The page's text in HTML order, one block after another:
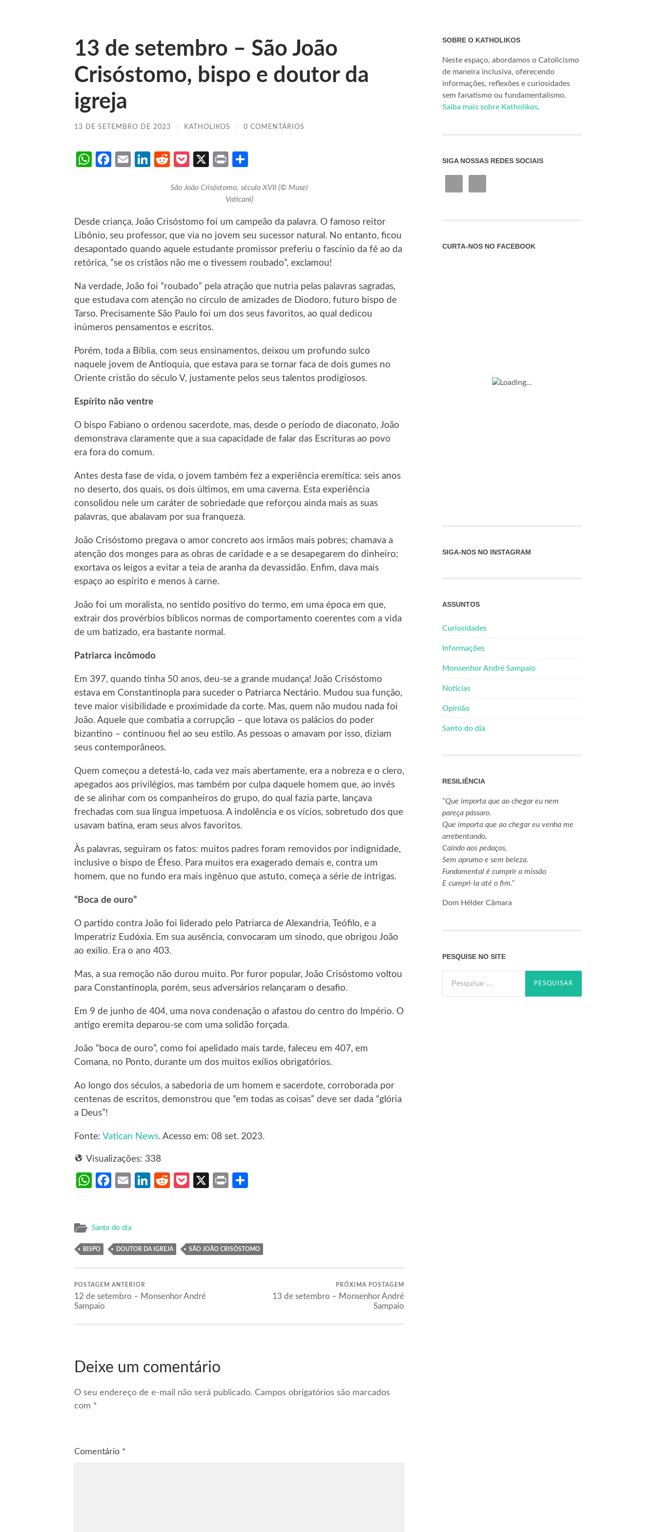
13 de setembro – São João
Crisóstomo, bispo e doutor da
igreja
13 DE SETEMBRO DE 2023 / KATHOLIKOS / 0 COMENTÁRIOS
WhatsApp
Facebook
EmailLinkedIn
RedditPocket
X Print
São João Crisóstomo, século XVII (© Musei
Vaticani)
Desde criança, João Crisóstomo foi um campeão da palavra. O famoso reitor
Libônio, seu professor, que via no jovem seu sucessor natural. No entanto, ficou
desapontado quando aquele estudante promissor preferiu o fascínio da fé ao da
retórica, “se os cristãos não me o tivessem roubado”, exclamou!
Na verdade, João foi “roubado” pela atração que nutria pelas palavras sagradas,
que estudava com atenção no círculo de amizades de Diodoro, futuro bispo de
Tarso. Precisamente São Paulo foi um dos seus favoritos, ao qual dedicou
inúmeros pensamentos e escritos.
Porém, toda a Bíblia, com seus ensinamentos, deixou um profundo sulco
naquele jovem de Antioquia, que estava para se tornar faca de dois gumes no
Oriente cristão do século V, justamente pelos seus talentos prodigiosos.
Espírito não ventre
O bispo Fabiano o ordenou sacerdote, mas, desde o período de diaconato, João
demonstrava claramente que a sua capacidade de falar das Escrituras ao povo
era fora do comum.
Antes desta fase de vida, o jovem também fez a experiência eremítica: seis anos
no deserto, dos quais, os dois últimos, em uma caverna. Esta experiência
consolidou nele um caráter de sobriedade que reforçou ainda mais as suas
palavras, que abalavam por sua franqueza.
João Crisóstomo pregava o amor concreto aos irmãos mais pobres; chamava a
atenção dos monges para as obras de caridade e a se desapegarem do dinheiro;
exortava os leigos a evitar a teia de aranha da devassidão. Enfim, dava mais
espaço ao espírito e menos à carne.
João foi um moralista, no sentido positivo do termo, em uma época em que,
extrair dos provérbios bíblicos normas de comportamento coerentes com a vida
de um batizado, era bastante normal.
Patriarca incômodo
Em 397, quando tinha 50 anos, deu-se a grande mudança! João Crisóstomo
estava em Constantinopla para suceder o Patriarca Nectário. Mudou sua função,
teve maior visibilidade e proximidade da corte. Mas, quem não mudou nada foi
João. Aquele que combatia a corrupção – que lotava os palácios do poder
bizantino – continuou fiel ao seu estilo. As pessoas o amavam por isso, diziam
seus contemporâneos.
Quem começou a detestá-lo, cada vez mais abertamente, era a nobreza e o clero,
apegados aos privilégios, mas também por culpa daquele homem que, ao invés
de se alinhar com os companheiros do grupo, do qual fazia parte, lançava
frechadas com sua língua impetuosa. A indolência e os vícios, sobretudo dos que
usavam batina, eram seus alvos favoritos.
Às palavras, seguiram os fatos: muitos padres foram removidos por indignidade,
inclusive o bispo de Éfeso. Para muitos era exagerado demais e, contra um
homem, que no fundo era mais ingênuo que astuto, começa a série de intrigas.
“Boca de ouro”
O partido contra João foi liderado pelo Patriarca de Alexandria, Teófilo, e a
Imperatriz Eudóxia. Em sua ausência, convocaram um sínodo, que obrigou João
ao exílio. Era o ano 403.
Mas, a sua remoção não durou muito. Por furor popular, João Crisóstomo voltou
para Constantinopla, porém, seus adversários relançaram o desafio.
Em 9 de junho de 404, uma nova condenação o afastou do centro do Império. O
antigo eremita deparou-se com uma solidão forçada.
João “boca de ouro”, como foi apelidado mais tarde, faleceu em 407, em
Comana, no Ponto, durante um dos muitos exílios obrigatórios.
Ao longo dos séculos, a sabedoria de um homem e sacerdote, corroborada por
centenas de escritos, demonstrou que “em todas as coisas” deve ser dada “glória
a Deus”!
Fonte: Vatican News. Acesso em: 08 set. 2023.
Visualizações: 338
WhatsApp
Facebook
EmailLinkedIn
RedditPocket
X Print
Santo do dia
BISPO DOUTOR DA IGREJA SÃO JOÃO CRISÓSTOMO
POSTAGEM ANTERIOR
12 de setembro – Monsenhor André
Sampaio
PRÓXIMA POSTAGEM
13 de setembro – Monsenhor André
Sampaio
Deixe um comentário
O seu endereço de e-mail não será publicado. Campos obrigatórios são marcados
com *
Comentário *
SOBRE O KATHOLIKOS
Neste espaço, abordamos o Catolicismo
de maneira inclusiva, oferecendo
informações, reflexões e curiosidades
sem fanatismo ou fundamentalismo.
Saiba mais sobre Katholikos.
SIGA NOSSAS REDES SOCIAIS
CURTA-NOS NO FACEBOOK
SIGA-NOS NO INSTAGRAM
ASSUNTOS
Curiosidades
Informações
Monsenhor André Sampaio
Notícias
Opinião
Santo do dia
RESILIÊNCIA
“Que importa que ao chegar eu nem
pareça pássaro.
Que importa que ao chegar eu venha me
arrebentando,
Caindo aos pedaços,
Sem aprumo e sem beleza.
Fundamental é cumprir a missão
E cumpri-la até o fim.”
Dom Hélder Câmara
PESQUISE NO SITE
por: